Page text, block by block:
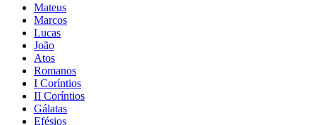
Mateus
Marcos
Lucas
João
Atos
Romanos
I Coríntios
II Coríntios
Gálatas
Efésios